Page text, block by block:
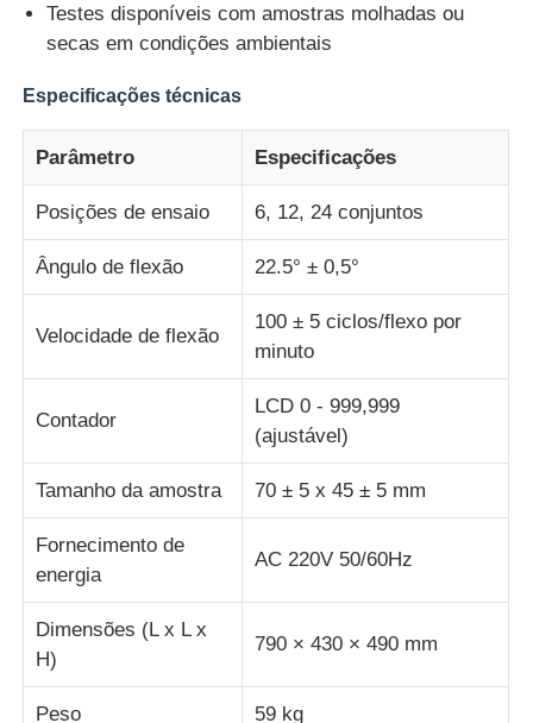
Equipamento de ensaio de materiais de construção
Equipamento de ensaio de embalagens
Equipamento de ensaio de adesivos
máquina de teste de tecido
Controlador da temperatura e da umidade
Testes disponíveis com amostras molhadas ou
secas em condições ambientais
Especificações técnicas
Parâmetro Especificações
Posições de ensaio 6, 12, 24 conjuntos
Ângulo de flexão 22.5° ± 0,5°
Velocidade de flexão
100 ± 5 ciclos/flexo por
minuto
Contador
LCD 0 - 999,999
(ajustável)
Tamanho da amostra 70 ± 5 x 45 ± 5 mm
Fornecimento de
energia
AC 220V 50/60Hz
Dimensões (L x L x
H)
790 × 430 × 490 mm
Peso 59 kg